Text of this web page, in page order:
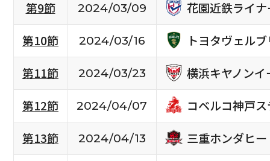
第9節
2024/03/09
花園近鉄ライナ
第10節
2024/03/16
トヨタヴェル
第11節
2024/03/23
横浜キヤノンイ
第12節
2024/04/07
コベルコ神戸
第13節
2024/04/13
三重ホンダヒー